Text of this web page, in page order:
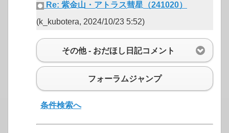
Re: 紫金山・アトラス彗星（241020）
(k_kubotera, 2024/10/23 5:52)
その他 - おだほし日記コメント
フォーラムジャンプ
条件検索へ